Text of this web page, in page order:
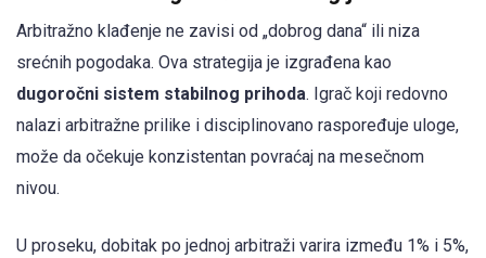
Arbitražno klađenje ne zavisi od „dobrog dana“ ili niza
srećnih pogodaka. Ova strategija je izgrađena kao
dugoročni sistem stabilnog prihoda. Igrač koji redovno
nalazi arbitražne prilike i disciplinovano raspoređuje uloge,
može da očekuje konzistentan povraćaj na mesečnom
nivou.
U proseku, dobitak po jednoj arbitraži varira između 1% i 5%,